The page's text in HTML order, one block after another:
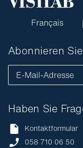
Français
Haben Sie
Kontaktformular
058 710 06 50
Abonnieren
E-Mail-Adresse